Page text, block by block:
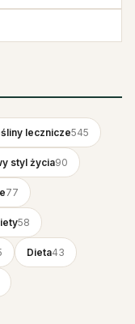
lecznicze545
styl życia90
77
58
Dieta43